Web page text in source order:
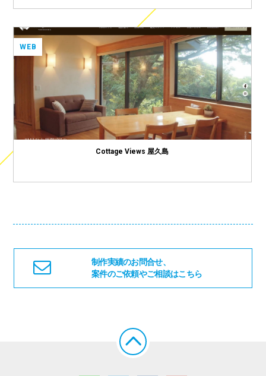
Cottage Views 屋久島
WEB
制作実績のお問合せ、
案件のご依頼やご相談はこちら